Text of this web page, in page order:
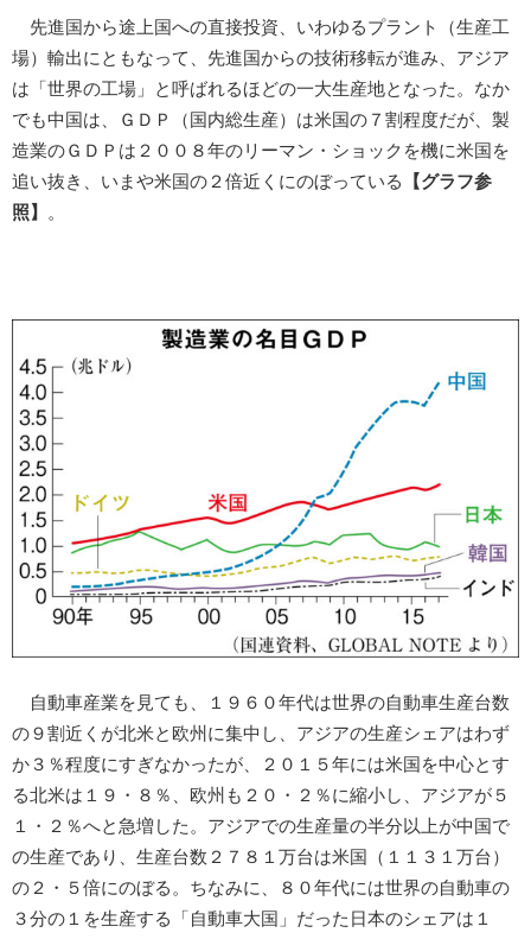
先進国から途上国への直接投資、いわゆるプラント（生産工
場）輸出にともなって、先進国からの技術移転が進み、アジア
は「世界の工場」と呼ばれるほどの一大生産地となった。なか
でも中国は、ＧＤＰ（国内総生産）は米国の７割程度だが、製
造業のＧＤＰは２００８年のリーマン・ショックを機に米国を
追い抜き、いまや米国の２倍近くにのぼっている
【グラフ参
照】
。
自動車産業を見ても、１９６０年代は世界の自動車生産台数
の９割近くが北米と欧州に集中し、アジアの生産シェアはわず
か３％程度にすぎなかったが、２０１５年には米国を中心とす
る北米は１９・８％、欧州も２０・２％に縮小し、アジアが５
１・２％へと急増した。アジアでの生産量の半分以上が中国で
の生産であり、生産台数２７８１万台は米国（１１３１万台）
の２・５倍にのぼる。ちなみに、８０年代には世界の自動車の
３分の１を生産する「自動車大国」だった日本のシェアは１